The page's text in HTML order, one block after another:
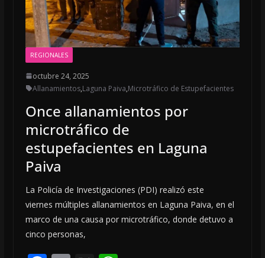
REGIONALES
octubre 24, 2025
Allanamientos,Laguna Paiva,Microtráfico de Estupefacientes
Once allanamientos por
microtráfico de
estupefacientes en Laguna
Paiva
La Policía de Investigaciones (PDI) realizó este
viernes múltiples allanamientos en Laguna Paiva, en el
marco de una causa por microtráfico, donde detuvo a
cinco personas,